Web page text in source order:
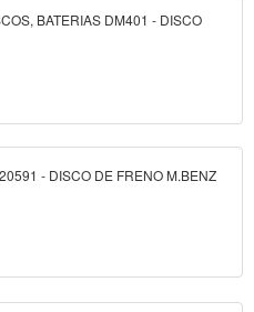
BATERIAS DM401 - DISCO
- DISCO DE FRENO M.BENZ